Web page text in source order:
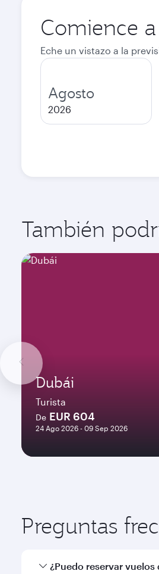
Comience
Eche un vistazo a la
Agosto
2026
También
Dubái
Turista
De EUR 604
24 Ago 2026 - 09 Sep 2026
Preguntas
¿Puedo reservar